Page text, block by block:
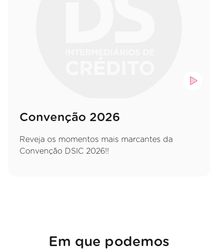
Convenção 2026
Reveja os momentos mais marcantes da
Convenção DSIC 2026!!
Em que podemos